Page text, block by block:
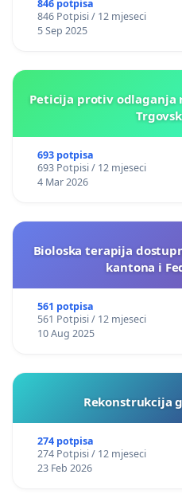
846 potpisa
846 Potpisi / 12 mjeseci
5 Sep 2025
Peticija protiv odlaganja
693 potpisa
693 Potpisi / 12 mjeseci
4 Mar 2026
Bioloska terapija
kantona i
561 potpisa
561 Potpisi / 12 mjeseci
10 Aug 2025
Rekonstrukcija
274 potpisa
274 Potpisi / 12 mjeseci
23 Feb 2026